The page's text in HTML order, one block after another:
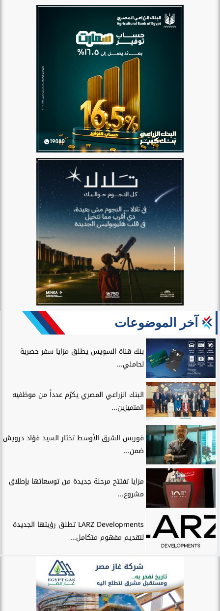
آخر الموضوعات
بنك قناة السويس يطلق مزايا سفر حصرية
لحاملي...
البنك الزراعي المصري يكرّم عدداً من موظفيه
المتميزين...
فوربس الشرق الأوسط تختار السيد فؤاد درويش
ضمن...
مزايا تفتتح مرحلة جديدة من توسعاتها بإطلاق
مشروع...
LARZ Developments تطلق رؤيتها الجديدة
لتقديم مفهوم متكامل...